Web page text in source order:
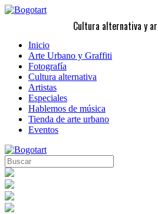
Cultura alternativa y
Inicio
Arte Urbano y Graffiti
Fotografía
Cultura alternativa
Artistas
Especiales
Hablemos de música
Tienda de arte urbano
Eventos